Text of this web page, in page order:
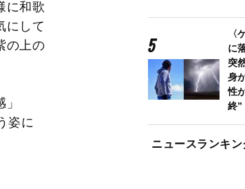
に和歌
にして
の上の
姿に
〈
に
突
身
性
終”
ニュースランキ